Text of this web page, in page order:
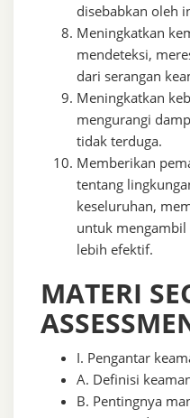
disebabkan oleh
Meningkatkan
mendeteksi,
dari serangan
Meningkatkan
mengurangi
tidak terduga.
Memberikan
tentang
keseluruhan,
untuk
lebih efektif.
MATERI
I. Pengantar
A. Definisi
B. Pentingnya